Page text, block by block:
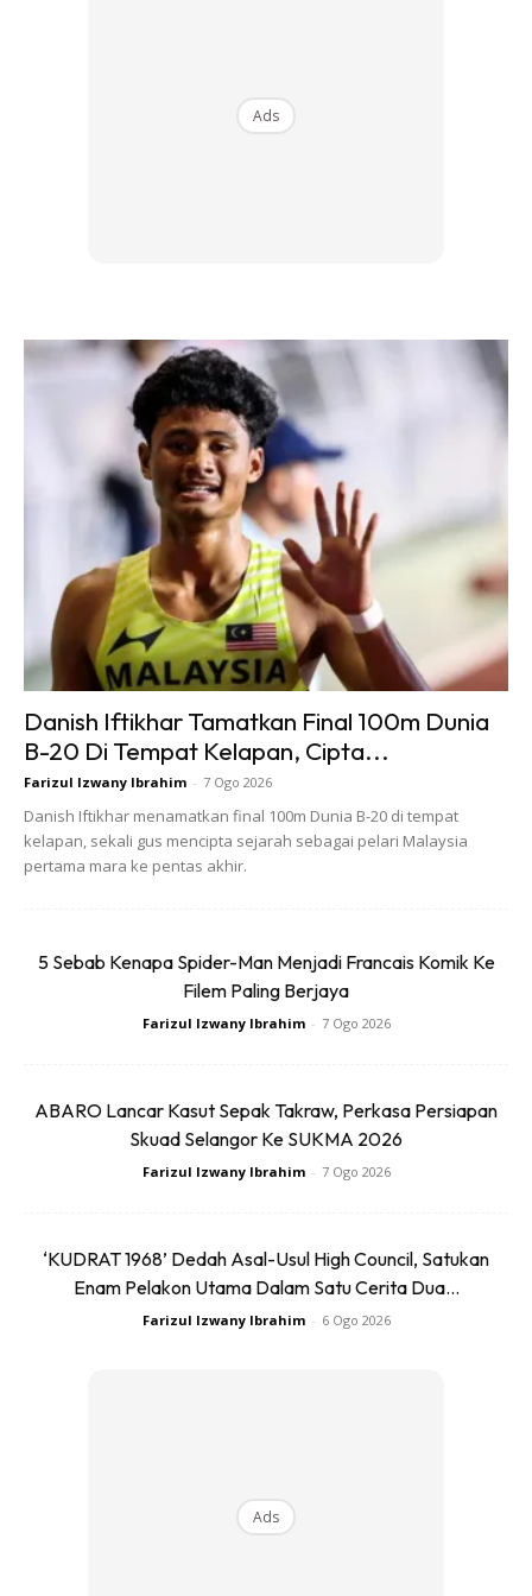
kejayaan dalam perniagaan.
1-Matlamat Perniagaan & Peribadi
yang Jelas
Sebelum berniaga, fahami dan jelas tentang sebab utama
kita memulakan perniagaan. Kenapa kita memilih untuk
berniaga? Apakah matlamat yang ingin kita kecapi
daripada perniagaan? Apakah impian kita? Ini kerana,
perniagaan sebenarnya bertindak sebagai alat. Matlamat,
impian dan sebab kita adalah faktor pemangkin kejayaan
dalam perniagaan.
Kebanyakan mereka yang berjaya dalam perniagaan,
jelas. Dalam masa sama, matlamat peribadi yang jelas juga
mempunyai minat yang dalam terhadap produk-produk
baru, yang ada dalam pasaran.
Ads
Danish Iftikhar Tamatkan Final 100m Dunia
B-20 Di Tempat Kelapan, Cipta...
Farizul Izwany Ibrahim - 7 Ogo 2026
Danish Iftikhar menamatkan final 100m Dunia B-20 di tempat
kelapan, sekali gus mencipta sejarah sebagai pelari Malaysia
pertama mara ke pentas akhir.
5 Sebab Kenapa Spider-Man Menjadi Francais Komik Ke
Filem Paling Berjaya
Farizul Izwany Ibrahim - 7 Ogo 2026
ABARO Lancar Kasut Sepak Takraw, Perkasa Persiapan
Skuad Selangor Ke SUKMA 2026
Farizul Izwany Ibrahim - 7 Ogo 2026
‘KUDRAT 1968’ Dedah Asal-Usul High Council, Satukan
Enam Pelakon Utama Dalam Satu Cerita Dua...
Farizul Izwany Ibrahim - 6 Ogo 2026
Ads